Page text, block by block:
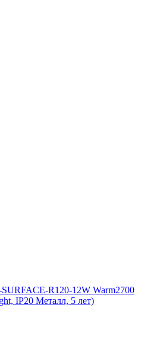
R120-12W Warm2700
IP20 Металл, 5 лет)